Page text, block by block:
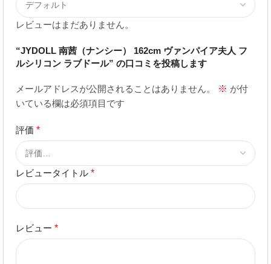
レビューはまだありません。
“JYDOLL 南茜（ナンシー） 162cm ヴァンパイア夫人 フ
ルシリコン ラブドール” の口コミを投稿します
メールアドレスが公開されることはありません。 ※ が付
いている欄は必須項目です
評価 *
レビュータイトル *
レビュー *